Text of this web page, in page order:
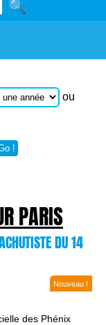
ou
!
PARIS
DU 14
Nouveau !
des Phénix